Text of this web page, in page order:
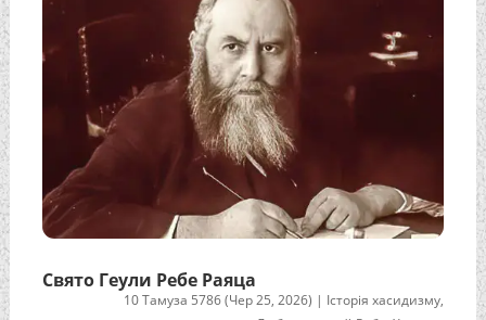
Свято Геули Ребе Раяца
10 Тамуза 5786 (Чер 25, 2026) | Історія хасидизму,